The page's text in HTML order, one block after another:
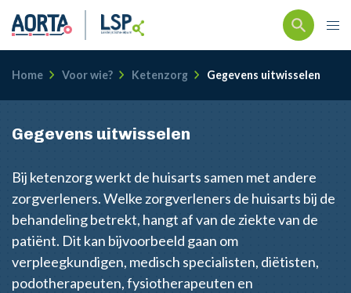
Kruimelpad
Home Voor wie? Ketenzorg Gegevens uitwisselen
Gegevens uitwisselen
Bij ketenzorg werkt de huisarts samen met andere
zorgverleners. Welke zorgverleners de huisarts bij de
behandeling betrekt, hangt af van de ziekte van de
patiënt. Dit kan bijvoorbeeld gaan om
verpleegkundigen, medisch specialisten, diëtisten,
podotherapeuten, fysiotherapeuten en